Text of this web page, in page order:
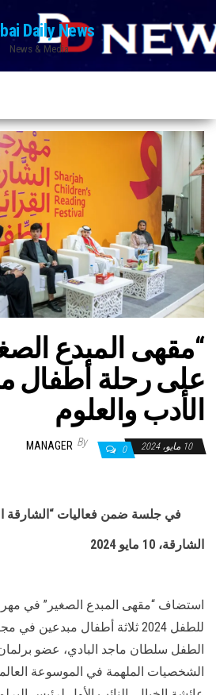
to
the
content
Daily News
News & Media
“مقهى المبدع
على رحلة أطفال
الأدب والعلوم
10 مايو، 2024 0
By
MANAGER
في جلسة ضمن فعاليات “الشارقة
الشارقة، 10 مايو 2024
استضاف “مقهى المبدع الصغير” في
للطفل 2024 ثلاثة أطفال مبدعين
الطفل سلطان ماجد البادي، عضو
الشخصيات الملهمة في الموسوعة